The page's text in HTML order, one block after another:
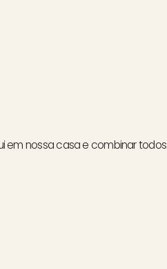
em nossa casa e combinar todos